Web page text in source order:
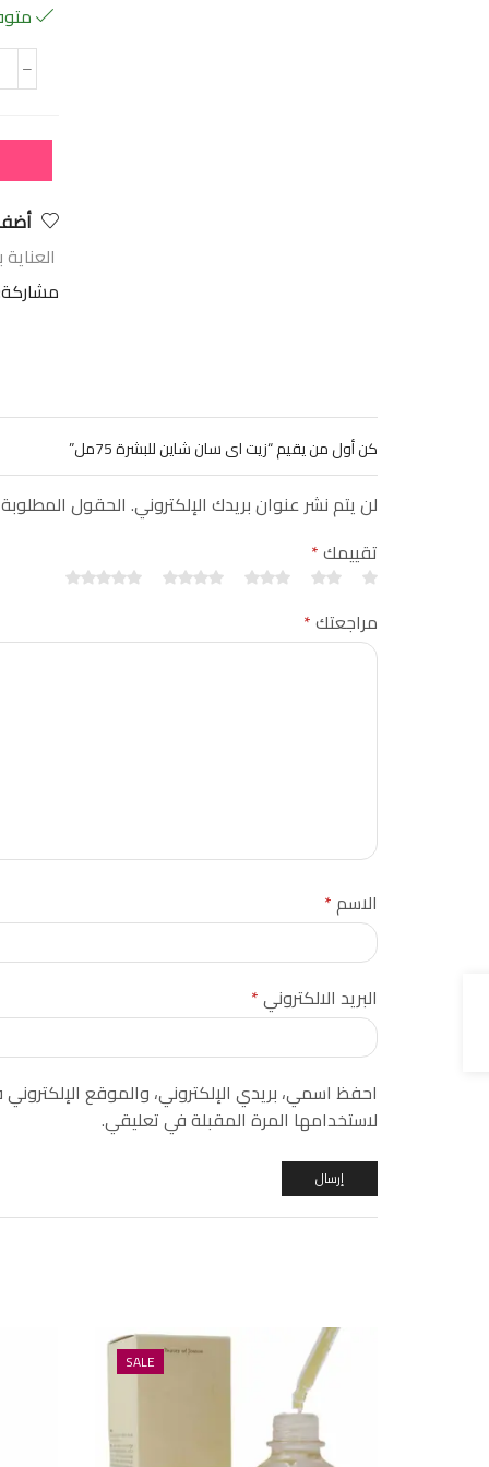
كن أول من يقيم “زيت اى سان شاين للبشرة 75مل”
لن يتم نشر عنوان بريدك الإلكتروني. الحقول
تقييمك*
مراجعتك*
الاسم *
البريد الالكتروني*
احفظ اسمي، بريدي الإلكتروني، والموقع
لاستخدامها المرة المقبلة في تعليقي.
SALE